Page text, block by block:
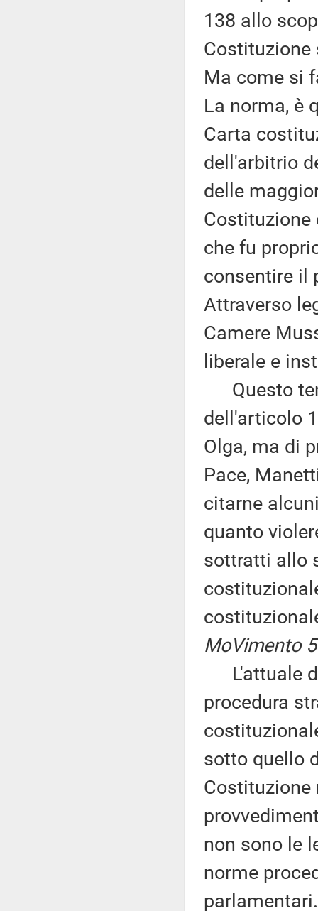
138 allo
Costituzione
Ma come si
La norma, è
Carta
dell'arbitrio
delle
Costituzione
che fu
consentire il
Attraverso
Camere
liberale e
Questo
dell'articolo
Olga, ma di
Pace,
citarne
quanto
sottratti allo
MoVimento
L'attuale
procedura
sotto quello
non sono le
norme
parlamentari.